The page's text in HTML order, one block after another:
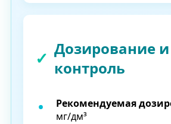
Дозирование и
контроль
Рекомендуемая
мг/дм³